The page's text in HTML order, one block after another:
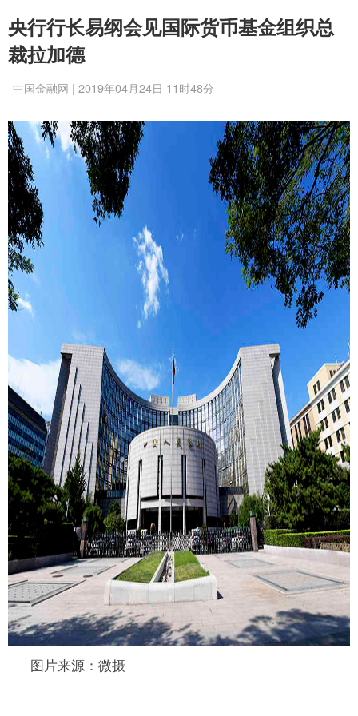
央行行长易纲会见国际货币基金组织总
裁拉加德
中国金融网 | 2019年04月24日 11时48分
图片来源：微摄